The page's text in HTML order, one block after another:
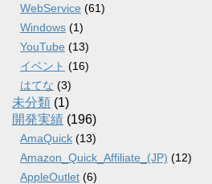
WebService (61)
Windows (1)
YouTube (13)
イベント (16)
はてな (3)
未分類 (1)
開発実績 (196)
AmaQuick (13)
Amazon_Quick_Affiliate_(JP) (12)
AppleOutlet (6)